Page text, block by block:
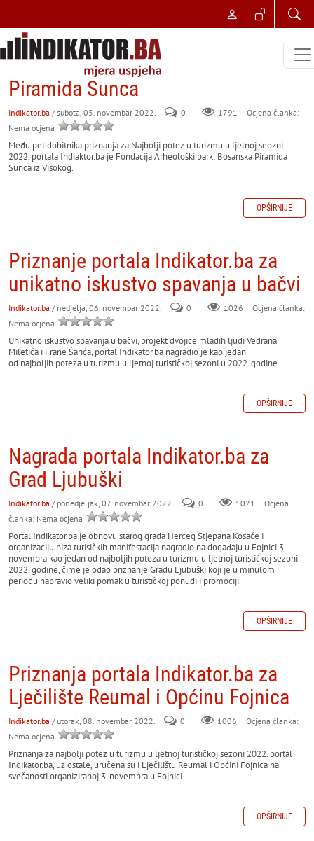
NAJBOLJI POSLOVNI POTEZ
Zasluženo priznanje Fondaciji
Arheološki park: Bosanska
Piramida Sunca
Indikator.ba / subota, 05. novembar 2022. 0 1791
Ocjena članka:
Nema ocjena
Među pet dobitnika priznanja za Najbolji potez u turizmu u ljetnoj seozni
2022. portala Indiaktor.ba je Fondacija Arheološki park: Bosanska Piramida
Sunca iz Visokog.
OPŠIRNIJE
Priznanje portala Indikator.ba za
unikatno iskustvo spavanja u bačvi
Indikator.ba / nedjelja, 06. novembar 2022. 0 1026
Ocjena članka:
Nema ocjena
Unikatno iskustvo spavanja u bačvi, projekt dvojice mladih ljudi Vedrana
Miletića i Frane Šarića, portal Indikator.ba nagradio je kao jedan
od najboljih poteza u turizmu u ljetnoj turističkoj sezoni u 2022. godine.
OPŠIRNIJE
Nagrada portala Indikator.ba za
Grad Ljubuški
Indikator.ba / ponedjeljak, 07. novembar 2022. 0 1021
Ocjena
članka: Nema ocjena
Portal Indikator.ba je obnovu starog grada Herceg Stjepana Kosače i
organizaciju niza turisičkih manifestacija nagradio na događaju u Fojnici 3.
novembra kao jedan od najboljih poteza u turizmu u ljetnoj turističkoj sezoni
2022. godine, čime je odao priznanje Gradu Ljubuški koji je u minulom
periodu napravio veliki pomak u turističkoj ponudi i promociji.
OPŠIRNIJE
Priznanja portala Indikator.ba za
Lječilište Reumal i Općinu Fojnica
Indikator.ba / utorak, 08. novembar 2022. 0 1006
Ocjena članka:
Nema ocjena
Priznanja za najbolji potez u turizmu u ljetnoj turističkoj sezoni 2022. portal
Indikator.ba, uz ostale, uručena su i Lječilištu Reumal i Općini Fojnica na
svečanosti organiziranoj 3. novembra u Fojnici.
OPŠIRNIJE